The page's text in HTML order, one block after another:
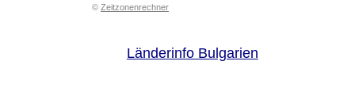
© Zeitzonenrechner
Länderinfo Bulgarien